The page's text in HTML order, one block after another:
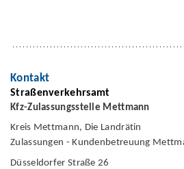
Kontakt
Straßenverkehrsamt
Kfz-Zulassungsstelle Mettmann
Kreis Mettmann, Die Landrätin
Zulassungen - Kundenbetreuung
Düsseldorfer Straße 26